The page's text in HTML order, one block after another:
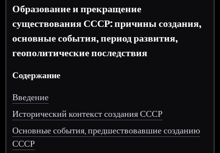
Образование и прекращение
существования СССР: причины создания,
основные события, период развития,
геополитические последствия
Содержание
Введение
Исторический контекст создания СССР
Основные события, предшествовавшие созданию
СССР